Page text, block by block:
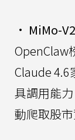
• MiMo-
OpenClaw
Claude 4.6
具調用能
動爬取股